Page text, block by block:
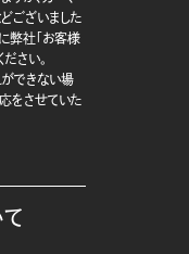
ございました
弊社「お客様
さい。
できない場
をさせていた